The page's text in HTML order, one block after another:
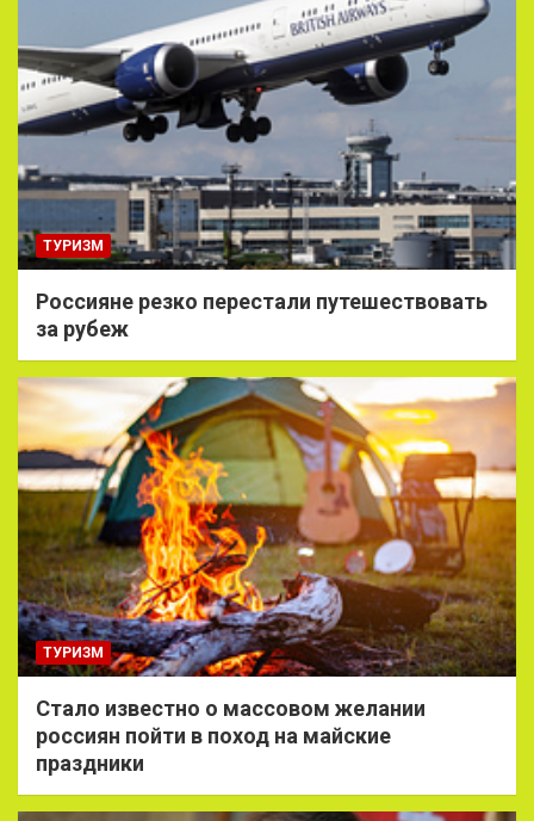
ТУРИЗМ
Россияне резко перестали путешествовать
за рубеж
ТУРИЗМ
Стало известно о массовом желании
россиян пойти в поход на майские
праздники